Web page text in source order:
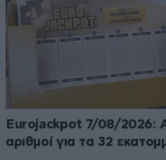
Eurojackpot 7/08/2026:
αριθμοί για τα 32